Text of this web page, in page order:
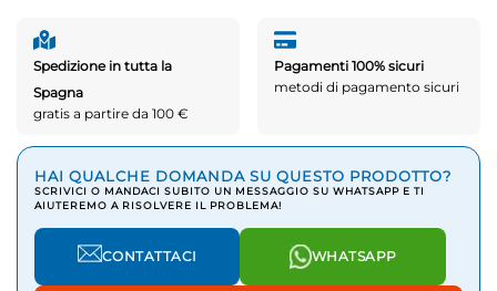
Spedizione in tutta la
Spagna
gratis a partire da 100 €
Pagamenti 100% sicuri
metodi di pagamento sicuri
HAI QUALCHE DOMANDA SU QUESTO PRODOTTO?
SCRIVICI O MANDACI SUBITO UN MESSAGGIO SU WHATSAPP E TI
AIUTEREMO A RISOLVERE IL PROBLEMA!
CONTATTACI WHATSAPP